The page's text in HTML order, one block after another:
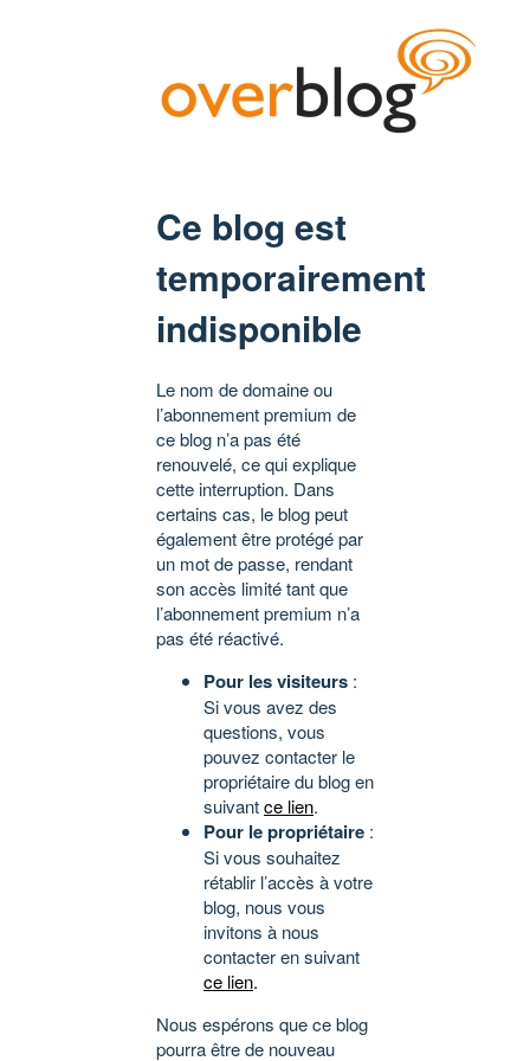
Ce blog est
temporairement
indisponible
Le nom de domaine ou
l’abonnement premium de
ce blog n’a pas été
renouvelé, ce qui explique
cette interruption. Dans
certains cas, le blog peut
également être protégé par
un mot de passe, rendant
son accès limité tant que
l’abonnement premium n’a
pas été réactivé.
Pour les visiteurs :
Si vous avez des
questions, vous
pouvez contacter le
propriétaire du blog en
suivantce lien.
Pour le propriétaire :
Si vous souhaitez
rétablir l’accès à votre
blog, nous vous
invitons à nous
contacter en suivant
ce lien.
Nous espérons que ce blog
pourra être de nouveau